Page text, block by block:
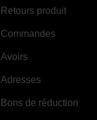
Retours produit
Commandes
Avoirs
Adresses
Bons de réduction